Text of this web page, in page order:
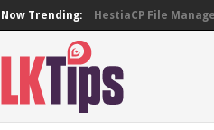
Now Trending: HestiaCP File